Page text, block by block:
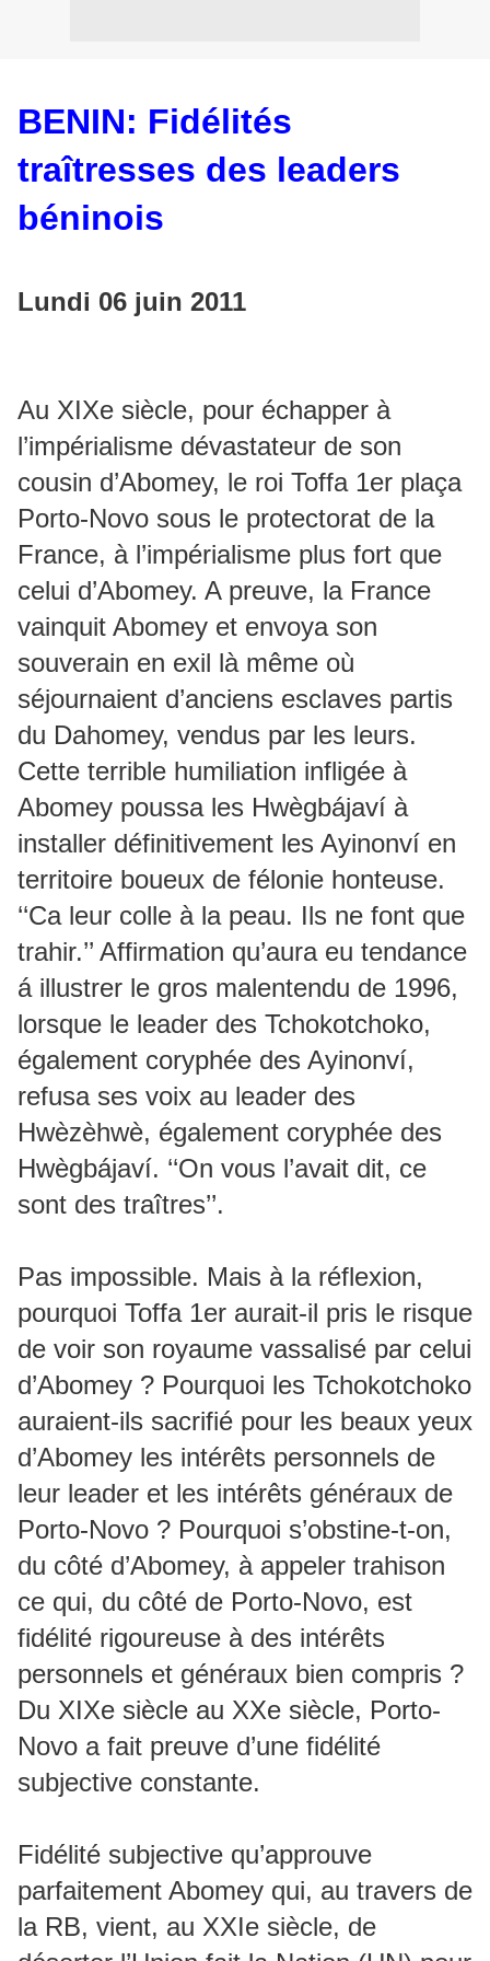
BENIN: Fidélités
traîtresses des leaders
béninois
Lundi 06 juin 2011
Au XIXe siècle, pour échapper à
l’impérialisme dévastateur de son
cousin d’Abomey, le roi Toffa 1er plaça
Porto-Novo sous le protectorat de la
France, à l’impérialisme plus fort que
celui d’Abomey. A preuve, la France
vainquit Abomey et envoya son
souverain en exil là même où
séjournaient d’anciens esclaves partis
du Dahomey, vendus par les leurs.
Cette terrible humiliation infligée à
Abomey poussa les Hwègbájaví à
installer définitivement les Ayinonví en
territoire boueux de félonie honteuse.
‘‘Ca leur colle à la peau. Ils ne font que
trahir.’’ Affirmation qu’aura eu tendance
á illustrer le gros malentendu de 1996,
lorsque le leader des Tchokotchoko,
également coryphée des Ayinonví,
refusa ses voix au leader des
Hwèzèhwè, également coryphée des
Hwègbájaví. ‘‘On vous l’avait dit, ce
sont des traîtres’’.
Pas impossible. Mais à la réflexion,
pourquoi Toffa 1er aurait-il pris le risque
de voir son royaume vassalisé par celui
d’Abomey ? Pourquoi les Tchokotchoko
auraient-ils sacrifié pour les beaux yeux
d’Abomey les intérêts personnels de
leur leader et les intérêts généraux de
Porto-Novo ? Pourquoi s’obstine-t-on,
du côté d’Abomey, à appeler trahison
ce qui, du côté de Porto-Novo, est
fidélité rigoureuse à des intérêts
personnels et généraux bien compris ?
Du XIXe siècle au XXe siècle, Porto-
Novo a fait preuve d’une fidélité
subjective constante.
Fidélité subjective qu’approuve
parfaitement Abomey qui, au travers de
la RB, vient, au XXIe siècle, de